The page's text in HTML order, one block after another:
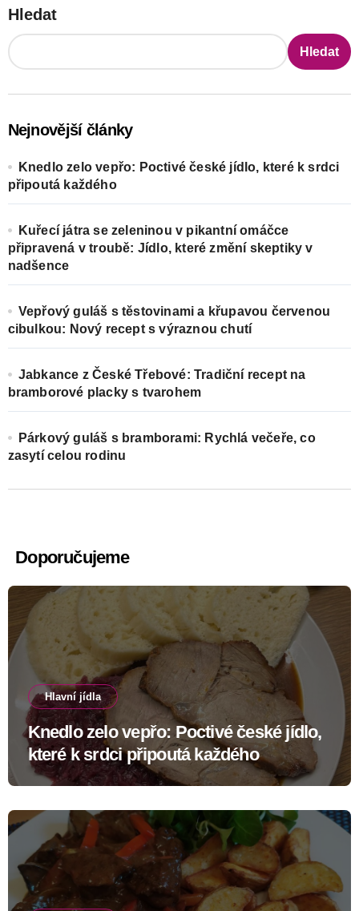
Hledat
Hledat
Nejnovější články
Knedlo zelo vepřo: Poctivé české jídlo, které k srdci
připoutá každého
Kuřecí játra se zeleninou v pikantní omáčce
připravená v troubě: Jídlo, které změní skeptiky v
nadšence
Vepřový guláš s těstovinami a křupavou červenou
cibulkou: Nový recept s výraznou chutí
Jabkance z České Třebové: Tradiční recept na
bramborové placky s tvarohem
Párkový guláš s bramborami: Rychlá večeře, co
zasytí celou rodinu
Doporučujeme
Hlavní jídla
Knedlo zelo vepřo: Poctivé české jídlo,
které k srdci připoutá každého